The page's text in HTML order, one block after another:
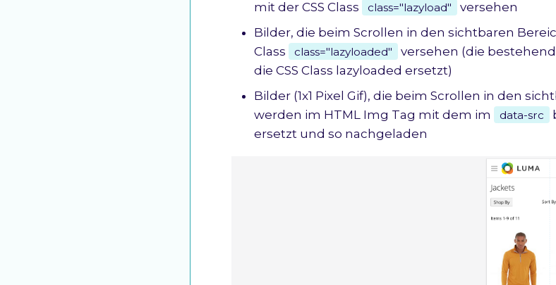
mit der CSS Class
class="lazyload"
versehen
Bilder, die beim Scrollen in den sichtbaren
Class
class="lazyloaded"
versehen (die
die CSS Class lazyloaded ersetzt)
Bilder (1x1 Pixel Gif), die beim Scrollen in den
werden im HTML Img Tag mit dem im
data-src
ersetzt und so nachgeladen